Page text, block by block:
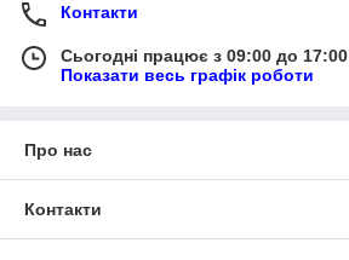
Контакти
Сьогодні працює з 09:00 до 17:00
Показати весь графік роботи
Про нас
Контакти